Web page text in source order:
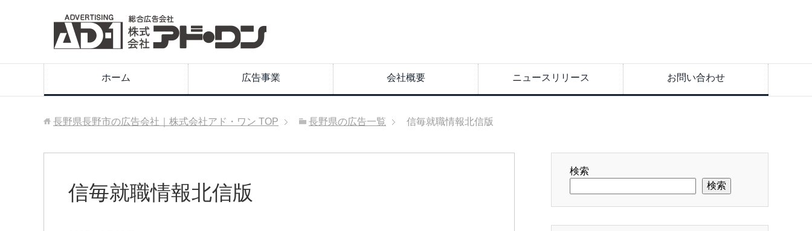
ホーム 広告事業 会社概要 ニュースリリース お問い合わせ
長野県長野市の広告会社｜株式会社アド・ワン TOP 長野県の広告一覧 信毎就職情報北信版
信毎就職情報北信版
検索
検索